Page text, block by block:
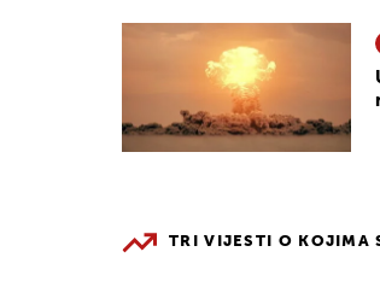
TRI VIJESTI O KOJIMA